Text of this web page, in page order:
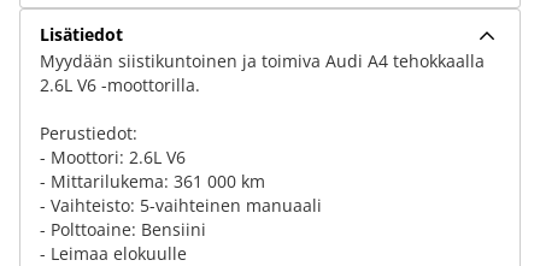
Lisätiedot
Myydään siistikuntoinen ja toimiva Audi A4 tehokkaalla
2.6L V6 -moottorilla.
Perustiedot:
- Moottori: 2.6L V6
- Mittarilukema: 361 000 km
- Vaihteisto: 5-vaihteinen manuaali
- Polttoaine: Bensiini
- Leimaa elokuulle